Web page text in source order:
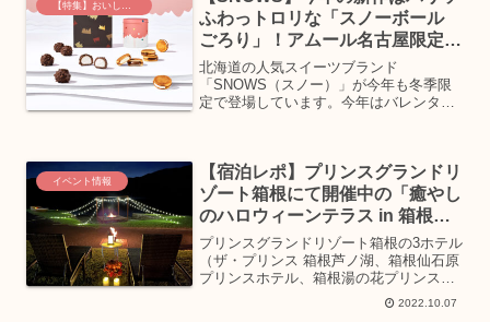
【特集】おいしいグルメ土産
ふわっトロリな「スノーボール
ごろり」！アムール名古屋限定ス
イーツも見逃せない
北海道の人気スイーツブランド
「SNOWS（スノー）」が今年も冬季限
定で登場しています。今年はバレンタイ
すよ！「SNOWS」は冬季限...
イベント情報
【宿泊レポ】プリンスグランドリ
ゾート箱根にて開催中の「癒やし
のハロウィーンテラス in 箱根」
を体験
プリンスグランドリゾート箱根の3ホテル
（ザ・プリンス 箱根芦ノ湖、箱根仙石原
プリンスホテル、箱根湯の花プリンスホ
テル）と、箱根 駒ヶ岳ロープウェーの合
同企画として、2022年9月30日（金）〜
2022.10.07